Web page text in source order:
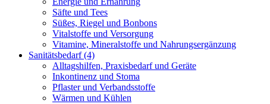
Säfte und Tees
Süßes, Riegel und Bonbons
Vitalstoffe und Versorgung
Vitamine, Mineralstoffe und Nahrungsergänzung
Sanitätsbedarf(4)
Alltagshilfen, Praxisbedarf und Geräte
Inkontinenz und Stoma
Pflaster und Verbandsstoffe
Wärmen und Kühlen